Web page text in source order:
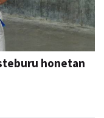
honetan